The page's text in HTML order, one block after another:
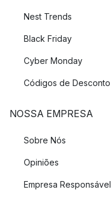
Nest Trends
Black Friday
Cyber Monday
Códigos de Desconto
NOSSA EMPRESA
Sobre Nós
Opiniões
Empresa Responsável